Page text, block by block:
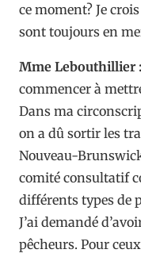
ce moment? Je
sont toujours en
Mme Lebouthillier :
commencer à
Dans ma
on a dû sortir les
Nouveau-
comité consultatif
différents types de
J’ai demandé
pêcheurs. Pour